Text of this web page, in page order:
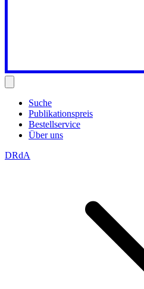
Suche
Publikationspreis
Bestellservice
Über uns
DRdA